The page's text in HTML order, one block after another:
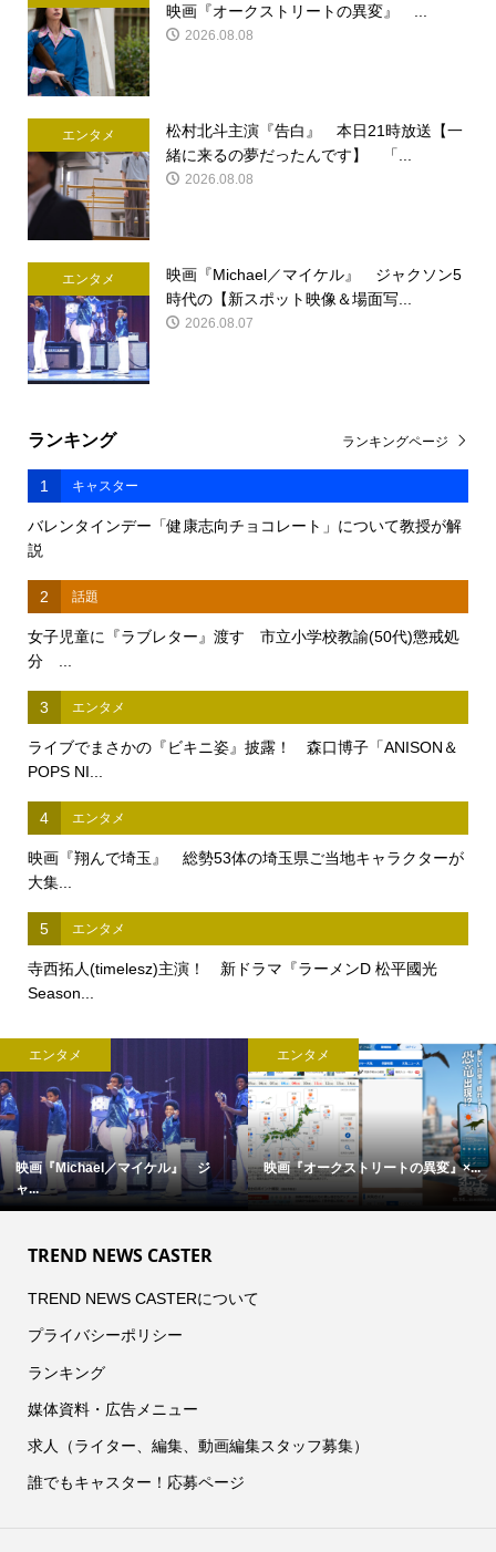
映画『オークストリートの異変』 ...
2026.08.08
エンタメ
松村北斗主演『告白』 本日21時放送【一
緒に来るの夢だったんです】 「...
2026.08.08
エンタメ
映画『Michael／マイケル』 ジャクソン5
時代の【新スポット映像＆場面写...
2026.08.07
ランキング
1 キャスター
バレンタインデー「健康志向チョコレート」について教授が解
説
2 話題
女子児童に『ラブレター』渡す 市立小学校教諭(50代)懲戒処
分 ...
3 エンタメ
ライブでまさかの『ビキニ姿』披露！ 森口博子「ANISON＆
POPS NI...
4 エンタメ
映画『翔んで埼玉』 総勢53体の埼玉県ご当地キャラクターが
大集...
5 エンタメ
寺西拓人(timelesz)主演！ 新ドラマ『ラーメンD 松平國光
Season...
ランキングページ
エンタメ
映画『Michael／マイケル』 ジ
ャ...
エンタメ
映画『オークストリートの異変』×...
TREND NEWS CASTER
TREND NEWS CASTERについて
プライバシーポリシー
ランキング
媒体資料・広告メニュー
求人（ライター、編集、動画編集スタッフ募集）
誰でもキャスター！応募ページ